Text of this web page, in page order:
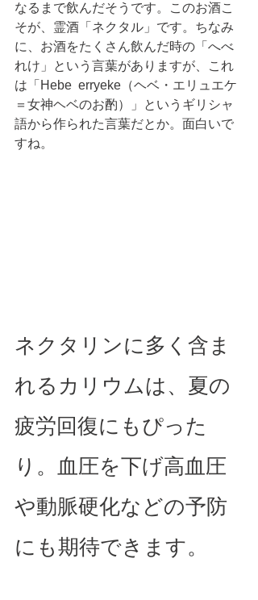
なるまで飲んだそうです。このお酒こ
そが、霊酒「ネクタル」です。ちなみ
に、お酒をたくさん飲んだ時の「へべ
れけ」という言葉がありますが、これ
は「Hebe  erryeke（ヘベ・エリュエケ
＝女神ヘベのお酌）」というギリシャ
語から作られた言葉だとか。面白いで
すね。
ネクタリンに多く含ま
れるカリウムは、夏の
疲労回復にもぴった
り。血圧を下げ高血圧
や動脈硬化などの予防
にも期待できます。